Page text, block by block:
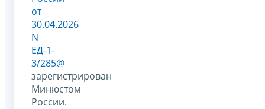
от
30.04.2026
N
ЕД-1-
3/285@
зарегистрирован
Минюстом
России.